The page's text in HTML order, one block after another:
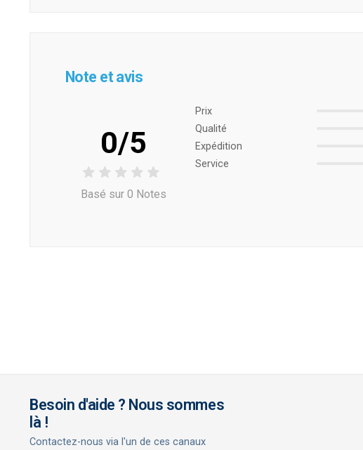
Note et avis
0/5
Basé sur 0 Notes
Prix ​​
Qualité
Expédition
Service
Besoin d'aide ? Nous sommes
là !
Contactez-nous via l'un de ces canaux